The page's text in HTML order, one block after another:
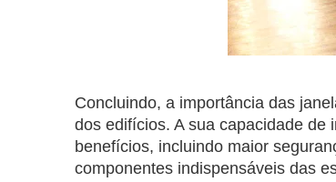
Concluindo, a importância das
dos edifícios. A sua capacidade de
benefícios, incluindo maior
componentes indispensáveis ​​das